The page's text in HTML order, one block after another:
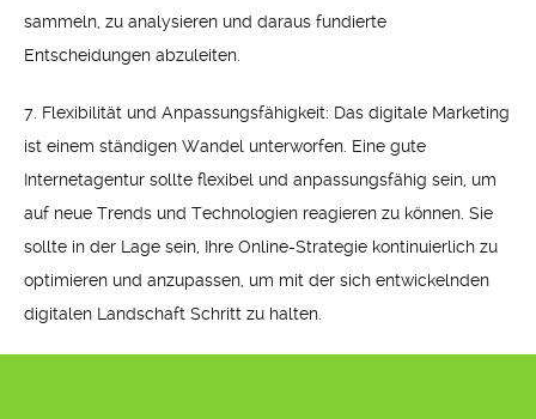
sammeln, zu analysieren und daraus fundierte
Entscheidungen abzuleiten.
7. Flexibilität und Anpassungsfähigkeit: Das digitale Marketing
ist einem ständigen Wandel unterworfen. Eine gute
Internetagentur sollte flexibel und anpassungsfähig sein, um
auf neue Trends und Technologien reagieren zu können. Sie
sollte in der Lage sein, Ihre Online-Strategie kontinuierlich zu
optimieren und anzupassen, um mit der sich entwickelnden
digitalen Landschaft Schritt zu halten.